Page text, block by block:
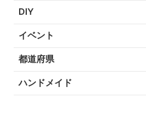
DIY
イベント
都道府県
ハンドメイド